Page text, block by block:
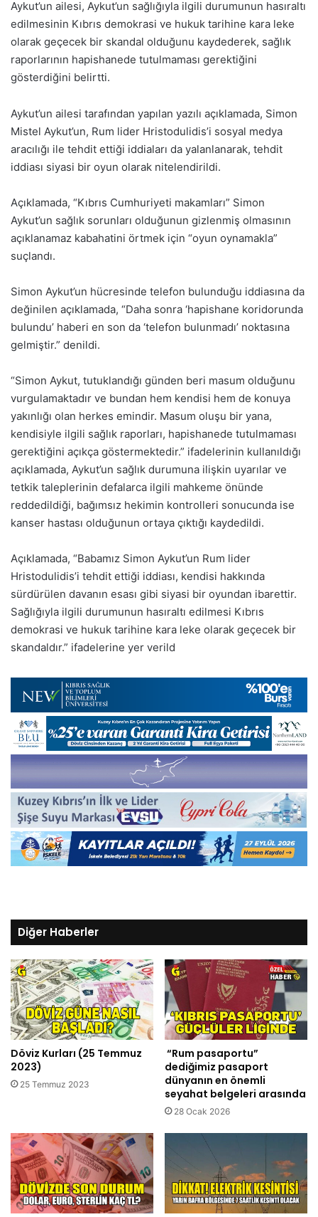
Aykut’un ailesi, Aykut’un sağlığıyla ilgili durumunun hasıraltı
edilmesinin Kıbrıs demokrasi ve hukuk tarihine kara leke
olarak geçecek bir skandal olduğunu kaydederek, sağlık
raporlarının hapishanede tutulmaması gerektiğini
gösterdiğini belirtti.
Aykut’un ailesi tarafından yapılan yazılı açıklamada, Simon
Mistel Aykut’un, Rum lider Hristodulidis’i sosyal medya
aracılığı ile tehdit ettiği iddiaları da yalanlanarak, tehdit
iddiası siyasi bir oyun olarak nitelendirildi.
Açıklamada, “Kıbrıs Cumhuriyeti makamları” Simon
Aykut’un sağlık sorunları olduğunun gizlenmiş olmasının
açıklanamaz kabahatini örtmek için “oyun oynamakla”
suçlandı.
Simon Aykut’un hücresinde telefon bulunduğu iddiasına da
değinilen açıklamada, “Daha sonra ‘hapishane koridorunda
bulundu’ haberi en son da ‘telefon bulunmadı’ noktasına
gelmiştir.” denildi.
“Simon Aykut, tutuklandığı günden beri masum olduğunu
vurgulamaktadır ve bundan hem kendisi hem de konuya
yakınlığı olan herkes emindir. Masum oluşu bir yana,
kendisiyle ilgili sağlık raporları, hapishanede tutulmaması
gerektiğini açıkça göstermektedir.” ifadelerinin kullanıldığı
açıklamada, Aykut’un sağlık durumuna ilişkin uyarılar ve
tetkik taleplerinin defalarca ilgili mahkeme önünde
reddedildiği, bağımsız hekimin kontrolleri sonucunda ise
kanser hastası olduğunun ortaya çıktığı kaydedildi.
Açıklamada, “Babamız Simon Aykut’un Rum lider
Hristodulidis’i tehdit ettiği iddiası, kendisi hakkında
sürdürülen davanın esası gibi siyasi bir oyundan ibarettir.
Sağlığıyla ilgili durumunun hasıraltı edilmesi Kıbrıs
demokrasi ve hukuk tarihine kara leke olarak geçecek bir
skandaldır.” ifadelerine yer verild
Diğer Haberler
Döviz Kurları (25 Temmuz
2023)
25 Temmuz 2023
“Rum pasaportu”
dediğimiz pasaport
dünyanın en önemli
seyahat belgeleri arasında
28 Ocak 2026